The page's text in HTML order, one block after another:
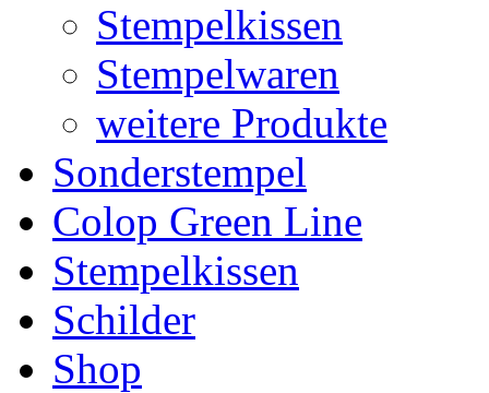
Stempelkissen
Stempelwaren
weitere Produkte
Sonderstempel
Colop Green Line
Stempelkissen
Schilder
Shop